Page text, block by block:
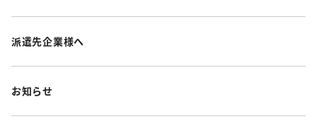
派遣先企業様へ
お知らせ